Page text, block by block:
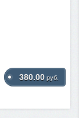
380.00 руб.